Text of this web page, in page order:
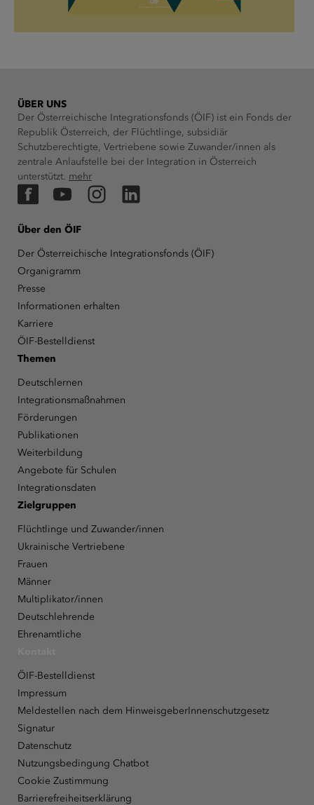
ÜBER UNS
Der Österreichische Integrationsfonds (ÖIF) ist ein Fonds der
Republik Österreich, der Flüchtlinge, subsidiär
Schutzberechtigte, Vertriebene sowie Zuwander/innen als
zentrale Anlaufstelle bei der Integration in Österreich
unterstützt. mehr
FacebookYouTubeInstagramLinkedIn
Über den ÖIF
Der Österreichische Integrationsfonds (ÖIF)
Organigramm
Presse
Informationen erhalten
Karriere
ÖIF-Bestelldienst
Themen
Deutschlernen
Integrationsmaßnahmen
Förderungen
Publikationen
Weiterbildung
Angebote für Schulen
Integrationsdaten
Zielgruppen
Flüchtlinge und Zuwander/innen
Ukrainische Vertriebene
Frauen
Männer
Multiplikator/innen
Deutschlehrende
Ehrenamtliche
ÖIF-Bestelldienst
Impressum
Meldestellen nach dem HinweisgeberInnenschutzgesetz
Signatur
Datenschutz
Nutzungsbedingung Chatbot
Cookie Zustimmung
Barrierefreiheitserklärung